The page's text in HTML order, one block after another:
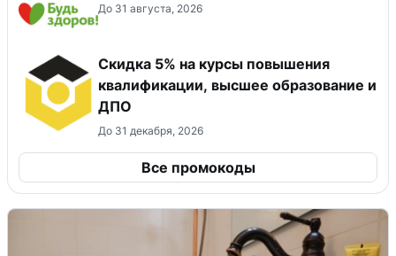
До 31 августа, 2026
Скидка 5% на курсы повышения
квалификации, высшее образование и
ДПО
До 31 декабря, 2026
Все промокоды